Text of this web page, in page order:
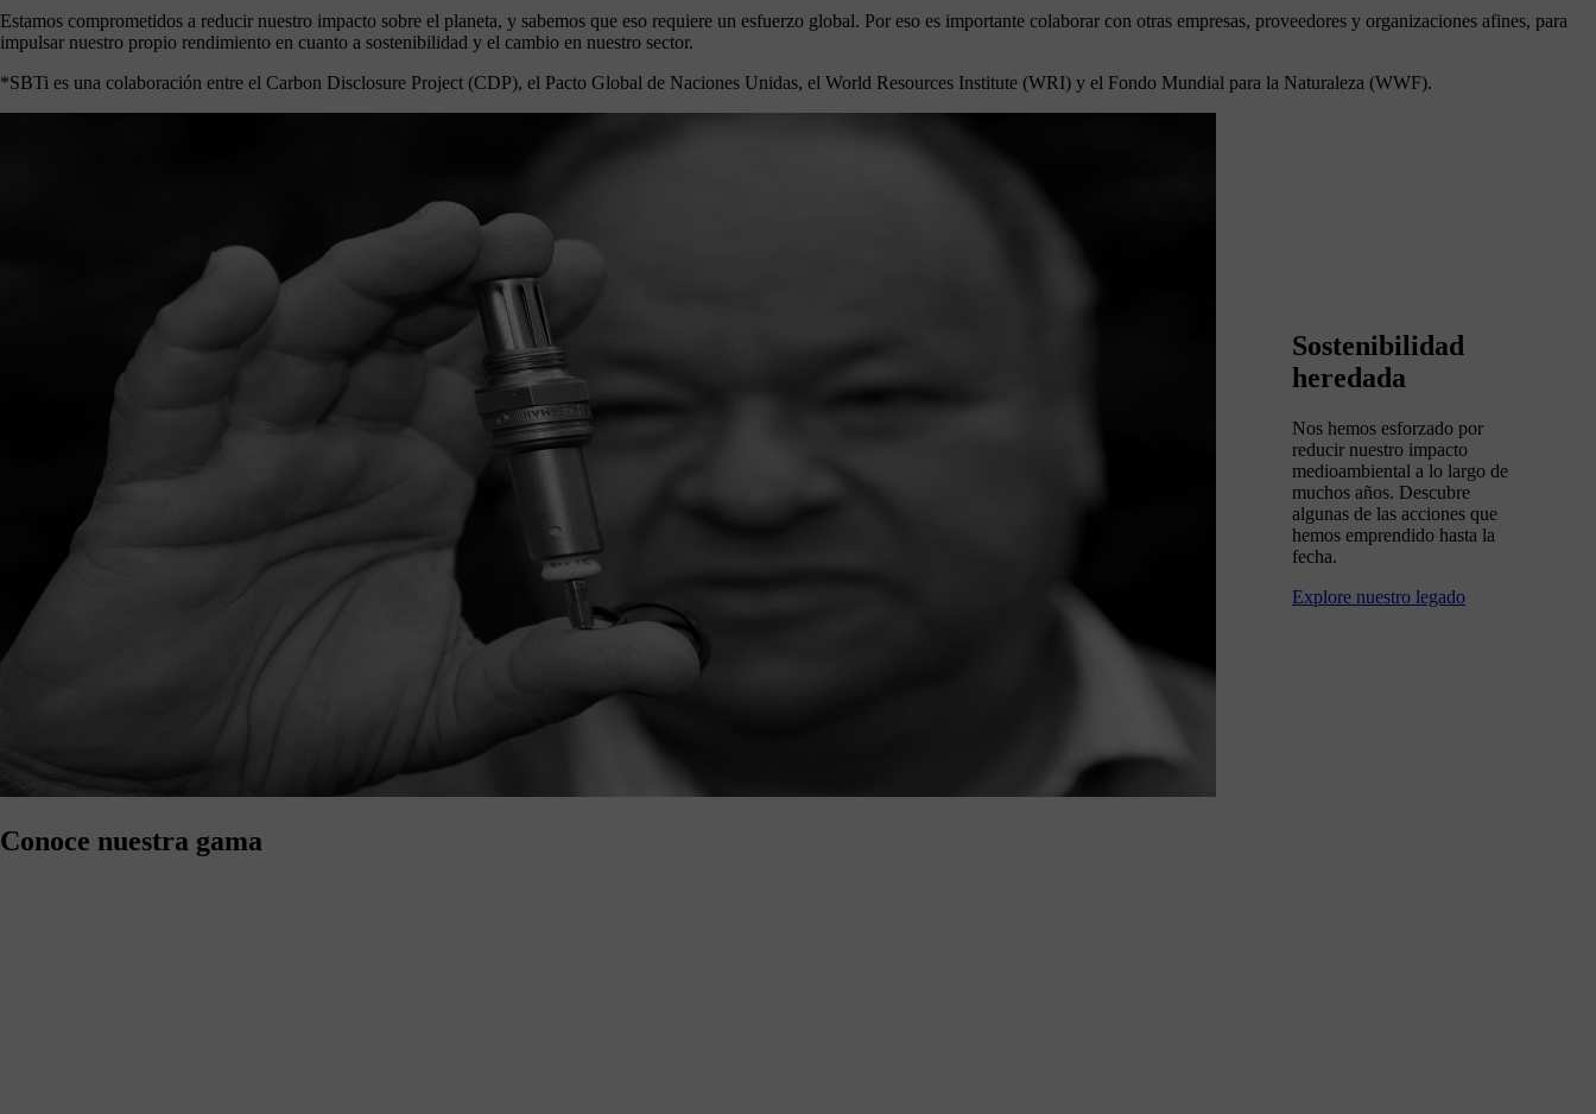
Estamos comprometidos a reducir nuestro impacto sobre el planeta, y sabemos que eso requiere un esfuerzo global. Por eso es importante colaborar con otras empresas, proveedores y organizaciones afines, para
impulsar nuestro propio rendimiento en cuanto a sostenibilidad y el cambio en nuestro sector.
*SBTi es una colaboración entre el Carbon Disclosure Project (CDP), el Pacto Global de Naciones Unidas, el World Resources Institute (WRI) y el Fondo Mundial para la Naturaleza (WWF).
Sostenibilidad
heredada
Nos hemos esforzado por
reducir nuestro impacto
medioambiental a lo largo de
muchos años. Descubre
algunas de las acciones que
hemos emprendido hasta la
fecha.
Explore nuestro legado
Conoce nuestra gama